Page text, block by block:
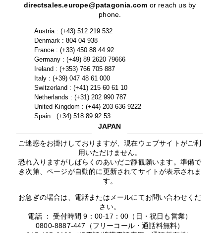
directsales.europe@patagonia.com or reach us by
phone.
Austria : (+43) 512 219 532
Denmark : 804 04 938
France : (+33) 450 88 44 92
Germany : (+49) 89 2620 79666
Ireland : (+353) 766 705 887
Italy : (+39) 047 48 61 000
Switzerland : (+41) 215 60 61 10
Netherlands : (+31) 202 990 787
United Kingdom : (+44) 203 636 9222
Spain : (+34) 518 89 92 53
JAPAN
ご迷惑をお掛けしておりますが、現在ウェブサイトがご利
用いただけません。
恐れ入りますがしばらくのあいだご静観願います。準備で
き次第、ページが自動的に更新されてサイトが表示されま
す。
お急ぎの場合は、電話またはメールにてお問い合わせくだ
さい。
電話 ： 受付時間 9：00-17：00（日・祝日も営業）
0800-8887-447（フリーコール・通話料無料）